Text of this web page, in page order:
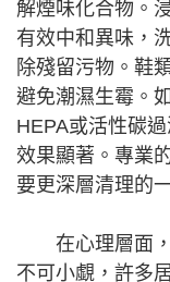
解煙味化合物。
有效中和異味，
除殘留污物。鞋
避免潮濕生霉。
HEPA或活性碳
效果顯著。專業
要更深層清理的
在心理層面，
不可小覷，許多